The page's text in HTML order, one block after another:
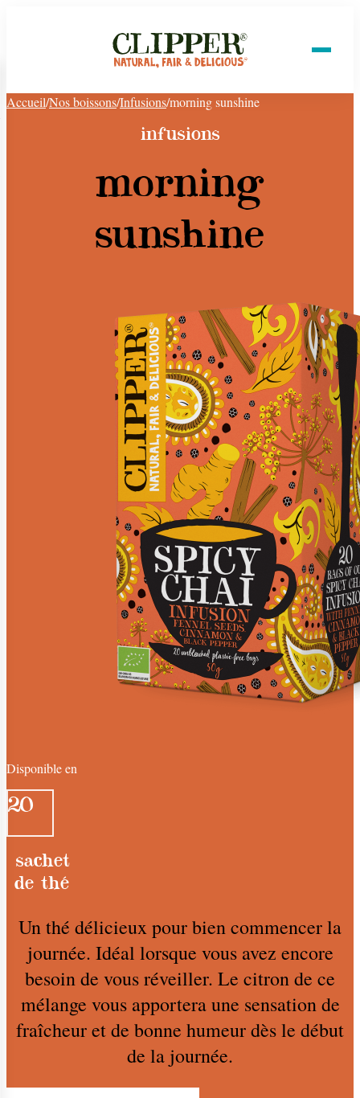
Accueil/Nos boissons/Infusions/morning sunshine
infusions
morning
sunshine
Disponible en
20
sachet
de thé
Un thé délicieux pour bien commencer la
journée. Idéal lorsque vous avez encore
besoin de vous réveiller. Le citron de ce
mélange vous apportera une sensation de
fraîcheur et de bonne humeur dès le début
de la journée.